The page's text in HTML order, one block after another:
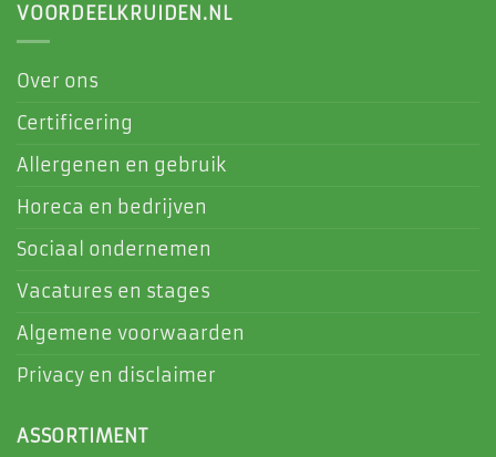
VOORDEELKRUIDEN.NL
Over ons
Certificering
Allergenen en gebruik
Horeca en bedrijven
Sociaal ondernemen
Vacatures en stages
Algemene voorwaarden
Privacy en disclaimer
ASSORTIMENT